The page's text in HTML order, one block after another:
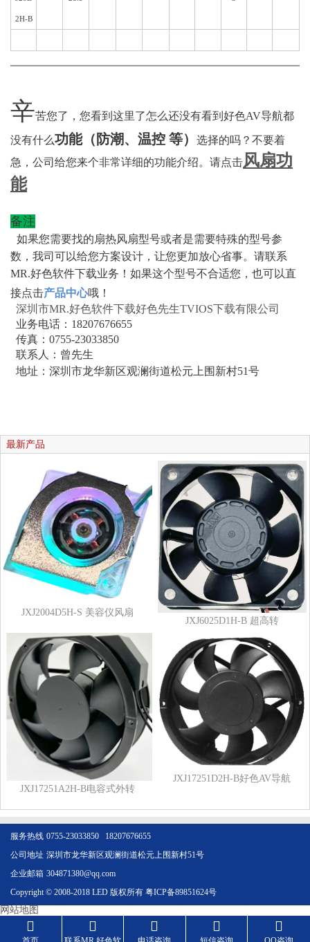
2H-B
辛苦您了，您看到这里了怎么还没有看到好色AV导航都
没有什么功能（防潮、温控 等）
选择的吗？不要着
急，公司给您来个非常详细的功能介绍。请点击风扇功
能
备注
如果您需要找的扇热风扇型号或者是需要特殊的型号参
数，我司可以给您方案设计，让您更加放心省事。请联系
MR.好色软件下载业务！ 如果这个型号不合适您，也可以直
接点击产品中心哦！
深圳市MR.好色软件下载好色先生TVIOS下载有限公司
业务电话：18207676655
传真：0755-23033850
联系人：曾先生
地址：深圳市龙华新区观澜街道松元上围新村51号
最新产品
JXJ2004D5H-S 美容仪风扇
JXJ6025D1H-B 超高转
JXJ17251A2H-B电容式外转
JXJ17251D2H-B好色AV导航
服务热线 0755-23033850 18207676655
公司地址 深圳市龙华新区观澜街道松元上围新村51号
企业邮箱 304871380@qq.com
Copyright © 2008-2018 LED 版权所有 粤ICP备89851624号
    
网站地图